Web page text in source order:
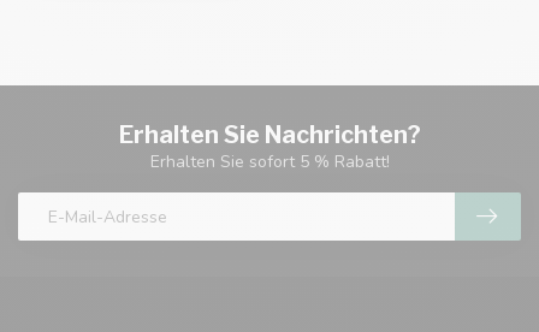
Erhalten Sie Nachrichten?
Erhalten Sie sofort 5 % Rabatt!